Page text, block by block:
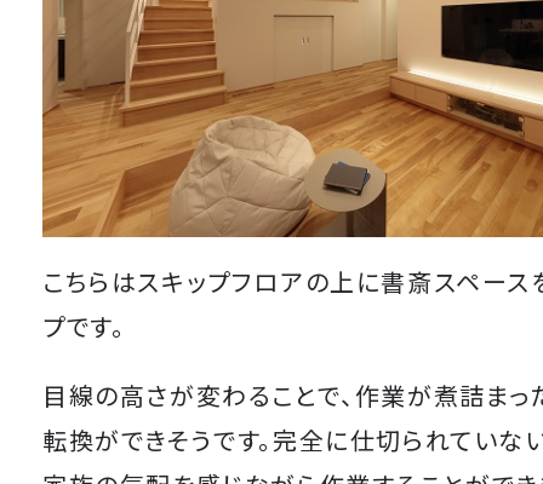
こちらはスキップフロアの上に書斎スペース
プです。
目線の高さが変わることで、作業が煮詰ま
転換ができそうです。完全に仕切られていな